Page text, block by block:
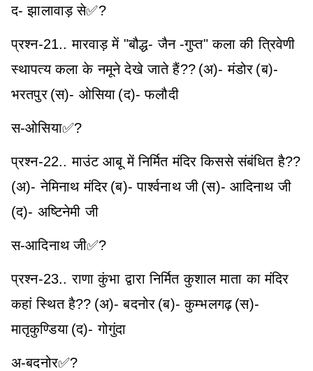
द- झालावाड़ से✅?
प्रश्न-21.. मारवाड़ में "बौद्ध- जैन -गुप्त" कला की त्रिवेणी
स्थापत्य कला के नमूने देखे जाते हैं?? (अ)- मंडोर (ब)-
भरतपुर (स)- ओसिया (द)- फलौदी
स-ओसिया✅?
प्रश्न-22.. माउंट आबू में निर्मित मंदिर किससे संबंधित है??
(अ)- नेमिनाथ मंदिर (ब)- पार्श्वनाथ जी (स)- आदिनाथ जी
(द)- अष्टिनेमी जी
स-आदिनाथ जी✅?
प्रश्न-23.. राणा कुंभा द्वारा निर्मित कुशाल माता का मंदिर
कहां स्थित है?? (अ)- बदनोर (ब)- कुम्भलगढ़ (स)-
मातृकुण्डिया (द)- गोगुंदा
अ-बदनोर✅?